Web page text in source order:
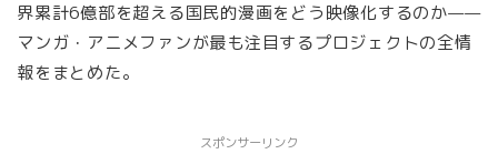
界累計6億部を超える国民的漫画をどう映像化するのか——
マンガ・アニメファンが最も注目するプロジェクトの全情
報をまとめた。
スポンサーリンク